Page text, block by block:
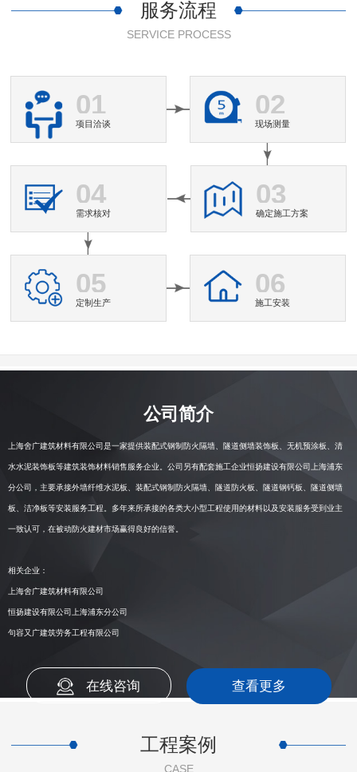
服务流程
SERVICE PROCESS
01
项目洽谈
02
现场测量
03
确定施工方案
04
需求核对
05
定制生产
06
施工安装
公司简介
上海舍广建筑材料有限公司 是一家提供装配式钢制防火隔墙、隧道侧墙装饰板、无机预涂板、清
水水泥装饰板等建筑装饰材料销售服务企业。 公司另有配套施工企业恒扬建设有限公司上海浦东
分公司 ，主要承接外墙纤维水泥板、装配式钢制防火隔墙、隧道防火板、隧道钢钙板、隧道侧墙
板、洁净板等安装服务工程。多年来所承接的各类大小型工程使用的材料以及安装服务受到业主
一致认可，在被动防火建材市场赢得良好的信誉。
相关企业：
上海舍广建筑材料有限公司
恒扬建设有限公司上海浦东分公司
句容又广建筑劳务工程有限公司
在线咨询 查看更多
工程案例
CASE